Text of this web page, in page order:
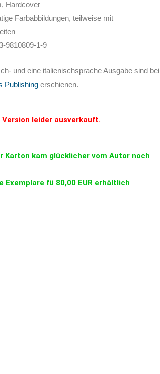
Hardcover
Farbabbildungen, teilweise mit
9810809-1-9
und eine italienischsprache Ausgabe sind bei
Publishingerschienen.
Version leider ausverkauft.
Karton kam glücklicher vom Autor noch
Exemplare fü 80,00 EUR erhältlich